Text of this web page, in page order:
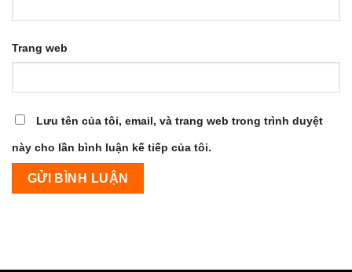
Trang web
Lưu tên của tôi, email, và trang web trong trình duyệt
này cho lần bình luận kế tiếp của tôi.